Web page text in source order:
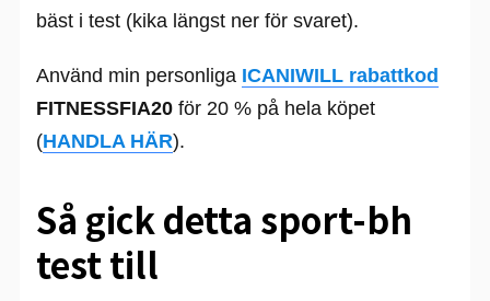
bäst i test (kika längst ner för svaret).
Använd min personliga ICANIWILL rabattkod
FITNESSFIA20 för 20 % på hela köpet
(HANDLA HÄR).
Så gick detta sport-bh
test till